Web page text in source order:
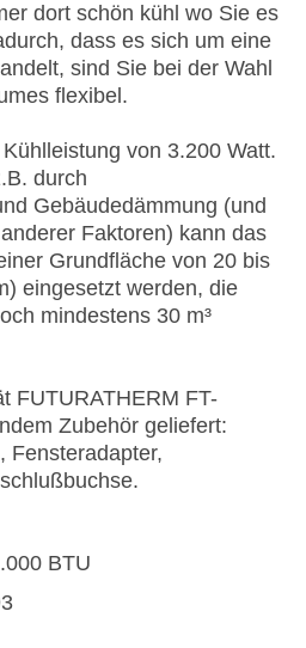
dort schön kühl wo Sie es
dass es sich um eine
sind Sie bei der Wahl
flexibel.
von 3.200 Watt.
durch
Gebäudedämmung (und
Faktoren) kann das
Grundfläche von 20 bis
eingesetzt werden, die
mindestens 30 m³
FUTURATHERM FT-
Zubehör geliefert:
Fensteradapter,
BTU